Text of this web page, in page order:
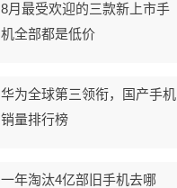
8月最受欢迎的三款新上市手
机全部都是低价
华为全球第三领衔，国产手机
销量排行榜
一年淘汰4亿部旧手机去哪